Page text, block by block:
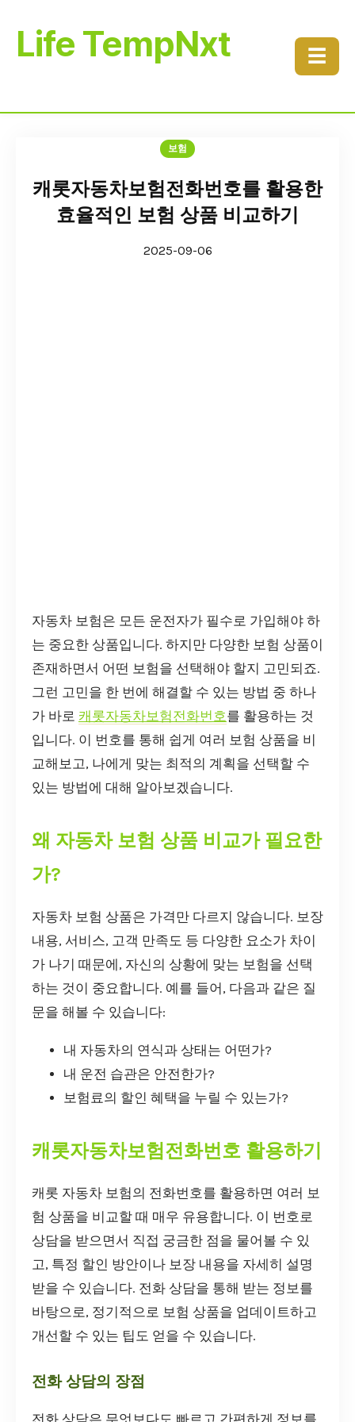
Life TempNxt ☰
보험
캐롯자동차보험전화번호를 활용한
효율적인 보험 상품 비교하기
2025-09-06
자동차 보험은 모든 운전자가 필수로 가입해야 하
는 중요한 상품입니다. 하지만 다양한 보험 상품이
존재하면서 어떤 보험을 선택해야 할지 고민되죠.
그런 고민을 한 번에 해결할 수 있는 방법 중 하나
가 바로 캐롯자동차보험전화번호를 활용하는 것
입니다. 이 번호를 통해 쉽게 여러 보험 상품을 비
교해보고, 나에게 맞는 최적의 계획을 선택할 수
있는 방법에 대해 알아보겠습니다.
왜 자동차 보험 상품 비교가 필요한
가?
자동차 보험 상품은 가격만 다르지 않습니다. 보장
내용, 서비스, 고객 만족도 등 다양한 요소가 차이
가 나기 때문에, 자신의 상황에 맞는 보험을 선택
하는 것이 중요합니다. 예를 들어, 다음과 같은 질
문을 해볼 수 있습니다:
내 자동차의 연식과 상태는 어떤가?
내 운전 습관은 안전한가?
보험료의 할인 혜택을 누릴 수 있는가?
캐롯자동차보험전화번호 활용하기
캐롯 자동차 보험의 전화번호를 활용하면 여러 보
험 상품을 비교할 때 매우 유용합니다. 이 번호로
상담을 받으면서 직접 궁금한 점을 물어볼 수 있
고, 특정 할인 방안이나 보장 내용을 자세히 설명
받을 수 있습니다. 전화 상담을 통해 받는 정보를
바탕으로, 정기적으로 보험 상품을 업데이트하고
개선할 수 있는 팁도 얻을 수 있습니다.
전화 상담의 장점